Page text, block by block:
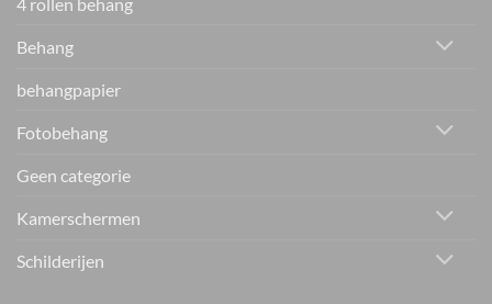
Behang
behangpapier
Fotobehang
Geen categorie
Kamerschermen
Schilderijen